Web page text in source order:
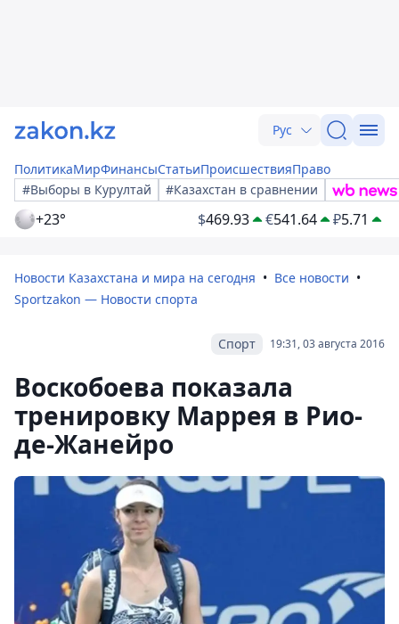
Рус
ПолитикаМирФинансыСтатьиПроисшествияПраво
#Выборы в Курултай
#Казахстан в сравнении
+23° $469.93 €541.64 ₽5.71
Новости Казахстана и мира на сегодня
Все новости
Sportzakon — Новости спорта
19:31, 03 августа 2016
Спорт
Воскобоева показала
тренировку Маррея в Рио-
де-Жанейро